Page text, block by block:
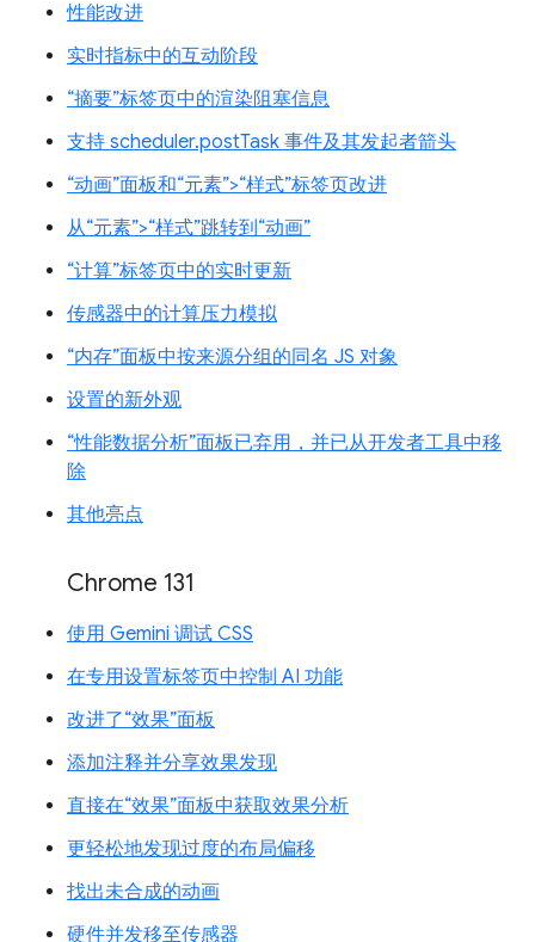
性能改进
实时指标中的互动阶段
“摘要”标签页中的渲染阻塞信息
支持 scheduler.postTask 事件及其发起者箭头
“动画”面板和“元素”>“样式”标签页改进
从“元素”>“样式”跳转到“动画”
“计算”标签页中的实时更新
传感器中的计算压力模拟
“内存”面板中按来源分组的同名 JS 对象
设置的新外观
“性能数据分析”面板已弃用，并已从开发者工具中移
除
其他亮点
Chrome 131
使用 Gemini 调试 CSS
在专用设置标签页中控制 AI 功能
改进了“效果”面板
添加注释并分享效果发现
直接在“效果”面板中获取效果分析
更轻松地发现过度的布局偏移
找出未合成的动画
硬件并发移至传感器